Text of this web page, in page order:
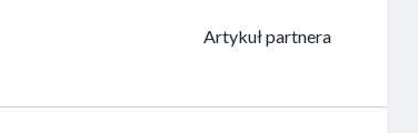
Artykuł partnera